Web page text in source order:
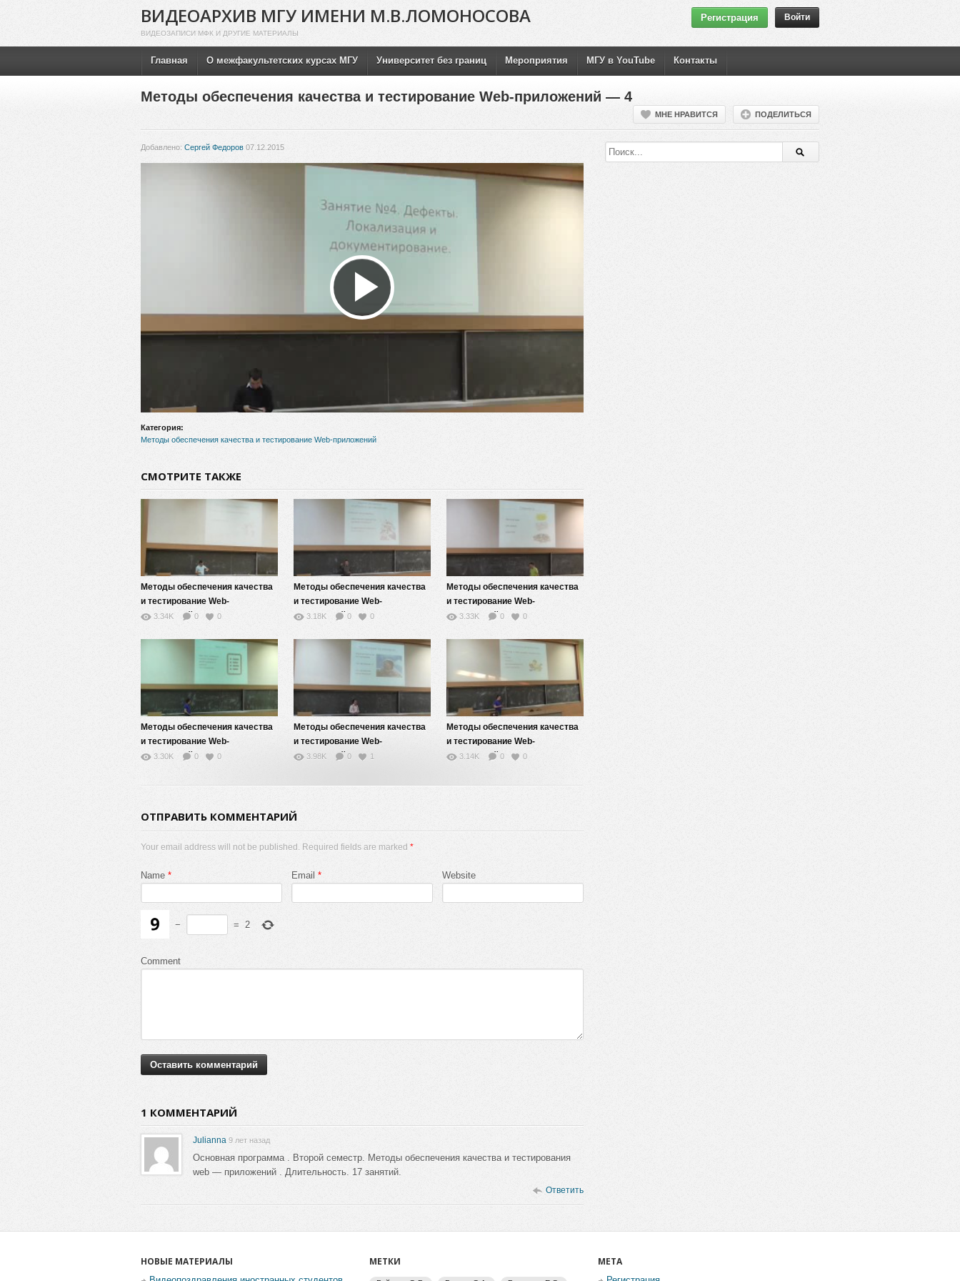
ВИДЕОАРХИВ МГУ ИМЕНИ М.В.ЛОМОНОСОВА
ВИДЕОЗАПИСИ МФК И ДРУГИЕ МАТЕРИАЛЫ
Регистрация Войти
Главная О межфакультетских курсах МГУ Университет без границ Мероприятия МГУ в YouTube Контакты
Методы обеспечения качества и тестирование Web-приложений — 4
МНЕ НРАВИТСЯ ПОДЕЛИТЬСЯ
Добавлено: Сергей Федоров 07.12.2015
Воспроизвести
Категория:
Методы обеспечения качества и тестирование Web-приложений
СМОТРИТЕ ТАКЖЕ
Методы обеспечения качества
и тестирование Web-
приложений — 9
3.34K 0 0
Методы обеспечения качества
и тестирование Web-
приложений — 8
3.18K 0 0
Методы обеспечения качества
и тестирование Web-
приложений — 7
3.33K 0 0
Методы обеспечения качества
и тестирование Web-
приложений — 5
3.30K 0 0
Методы обеспечения качества
и тестирование Web-
приложений — 3
3.98K 0 1
Методы обеспечения качества
и тестирование Web-
приложений — 2
3.14K 0 0
ОТПРАВИТЬ КОММЕНТАРИЙ
Your email address will not be published. Required fields are marked *
Name * Email * Website
− = 2
Comment
1 КОММЕНТАРИЙ
Julianna 9 лет назад
Основная программа . Второй семестр. Методы обеспечения качества и тестирования
web — приложений . Длительность. 17 занятий.
Ответить
НОВЫЕ МАТЕРИАЛЫ МЕТКИ МЕТА